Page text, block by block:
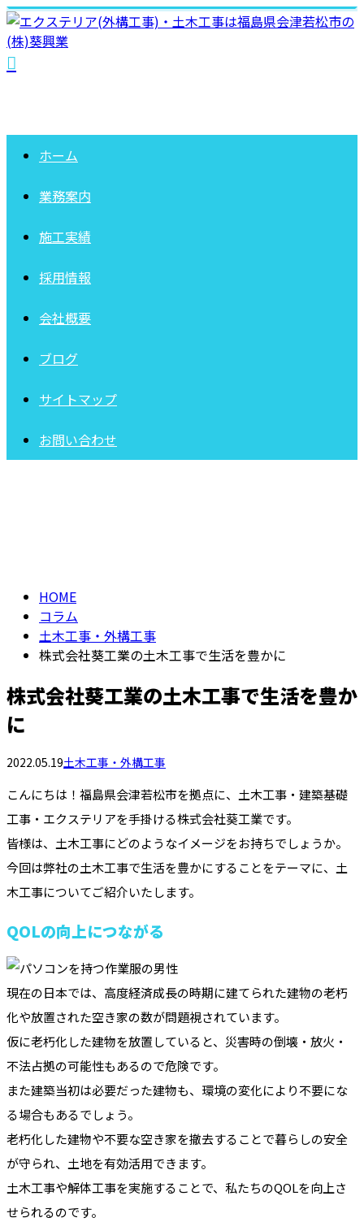
ホーム
業務案内
施工実績
採用情報
会社概要
ブログ
サイトマップ
お問い合わせ
HOME
コラム
土木工事・外構工事
株式会社葵工業の土木工事で生活を豊かに
株式会社葵工業の土木工事で生活を豊か
に
2022.05.19土木工事・外構工事
こんにちは！福島県会津若松市を拠点に、土木工事・建築基礎
工事・エクステリアを手掛ける株式会社葵工業です。
皆様は、土木工事にどのようなイメージをお持ちでしょうか。
今回は弊社の土木工事で生活を豊かにすることをテーマに、土
木工事についてご紹介いたします。
QOLの向上につながる
現在の日本では、高度経済成長の時期に建てられた建物の老朽
化や放置された空き家の数が問題視されています。
仮に老朽化した建物を放置していると、災害時の倒壊・放火・
不法占拠の可能性もあるので危険です。
また建築当初は必要だった建物も、環境の変化により不要にな
る場合もあるでしょう。
老朽化した建物や不要な空き家を撤去することで暮らしの安全
が守られ、土地を有効活用できます。
土木工事や解体工事を実施することで、私たちのQOLを向上さ
せられるのです。